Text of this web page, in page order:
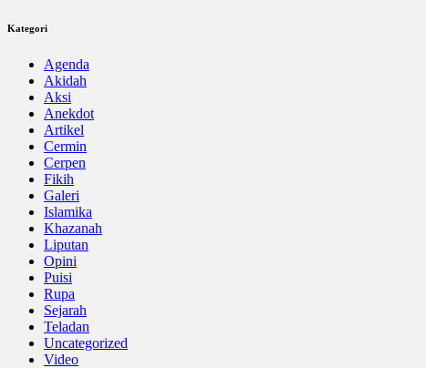
Kategori
Agenda
Akidah
Aksi
Anekdot
Artikel
Cermin
Cerpen
Fikih
Galeri
Islamika
Khazanah
Liputan
Opini
Puisi
Rupa
Sejarah
Teladan
Uncategorized
Video